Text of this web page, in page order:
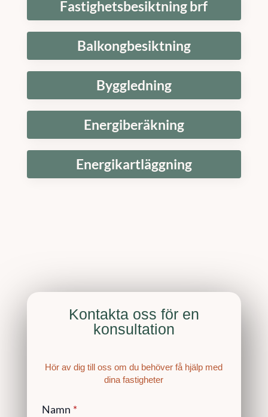
Fastighetsbesiktning brf
Balkongbesiktning
Byggledning
Energiberäkning
Energikartläggning
Kontakta oss för en
konsultation
Hör av dig till oss om du behöver få hjälp med
dina fastigheter
Namn *